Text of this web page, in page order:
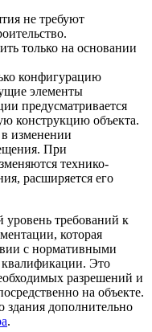
не требуют
только на основании
конфигурацию
элементы
предусматривается
конструкцию объекта.
изменении
При
технико-
расширяется его
требований к
которая
с нормативными
Это
разрешений и
на объекте.
здания дополнительно
.